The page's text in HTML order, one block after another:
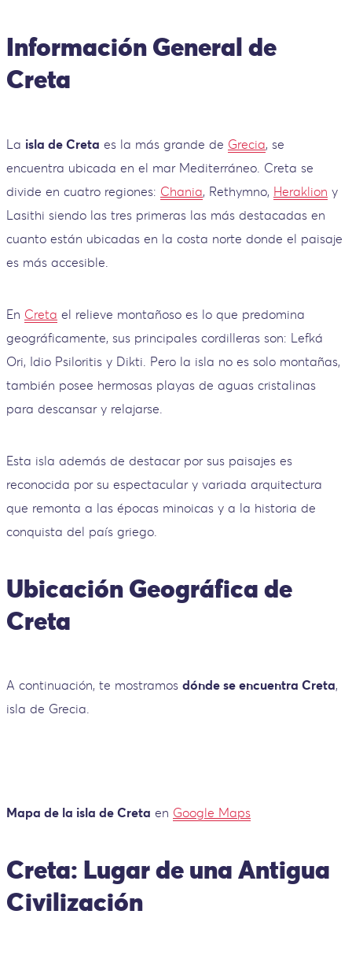
Información General de
Creta
La isla de Creta es la más grande de Grecia, se
encuentra ubicada en el mar Mediterráneo. Creta se
divide en cuatro regiones: Chania, Rethymno, Heraklion y
Lasithi siendo las tres primeras las más destacadas en
cuanto están ubicadas en la costa norte donde el paisaje
es más accesible.
En Creta el relieve montañoso es lo que predomina
geográficamente, sus principales cordilleras son: Lefká
Ori, Idio Psiloritis y Dikti. Pero la isla no es solo montañas,
también posee hermosas playas de aguas cristalinas
para descansar y relajarse.
Esta isla además de destacar por sus paisajes es
reconocida por su espectacular y variada arquitectura
que remonta a las épocas minoicas y a la historia de
conquista del país griego.
Ubicación Geográfica de
Creta
A continuación, te mostramos dónde se encuentra Creta,
isla de Grecia.
Mapa de la isla de Creta en Google Maps
Creta: Lugar de una Antigua
Civilización